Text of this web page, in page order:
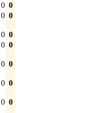
0 0
0 0
0 0
0 0
0 0
0 0
0 0